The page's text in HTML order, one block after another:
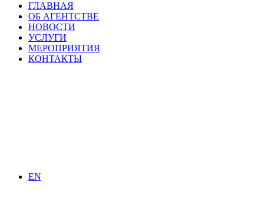
ГЛАВНАЯ
ОБ АГЕНТСТВЕ
НОВОСТИ
УСЛУГИ
МЕРОПРИЯТИЯ
КОНТАКТЫ
EN